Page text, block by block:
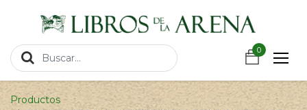
0
0
Productos